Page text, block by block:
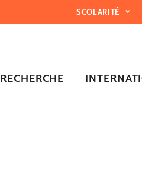
SCOLARITÉ
RECHERCHE